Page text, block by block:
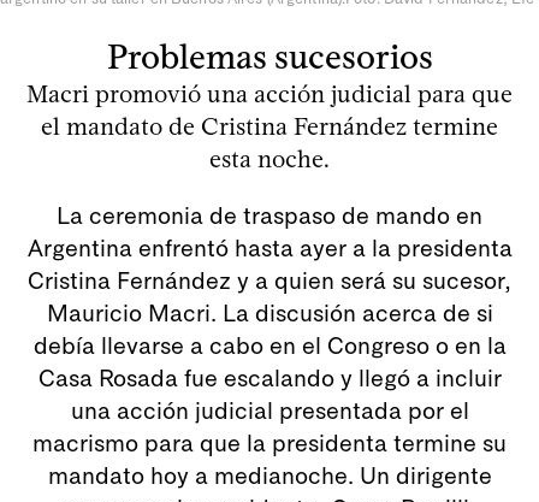
Problemas sucesorios
Macri promovió una acción judicial para que
el mandato de Cristina Fernández termine
esta noche.
La ceremonia de traspaso de mando en
Argentina enfrentó hasta ayer a la presidenta
Cristina Fernández y a quien será su sucesor,
Mauricio Macri. La discusión acerca de si
debía llevarse a cabo en el Congreso o en la
Casa Rosada fue escalando y llegó a incluir
una acción judicial presentada por el
macrismo para que la presidenta termine su
mandato hoy a medianoche. Un dirigente